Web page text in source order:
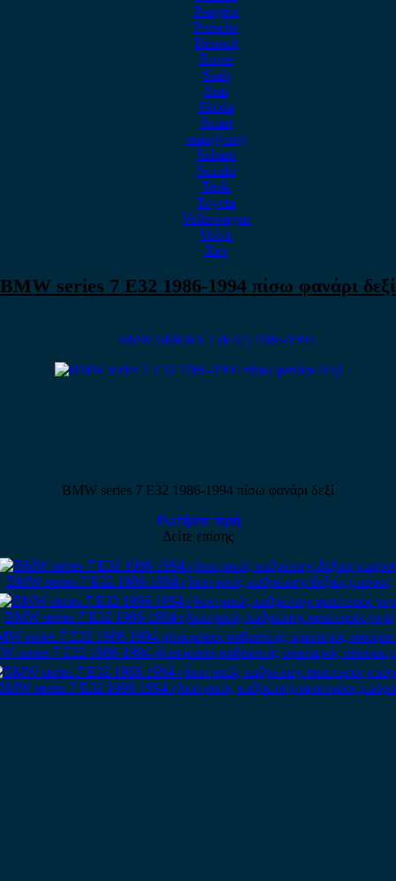
Peugeot
Porsche
Renault
Rover
Saab
Seat
Skoda
Smart
ssangyong
Subaru
Suzuki
Tesla
Toyota
Volkswagen
Volvo
Xev
BMW series 7 E32 1986-1994 πίσω φανάρι δεξί
BMW SERIES 7 (E32) 1986-1994
BMW series 7 E32 1986-1994 πίσω φανάρι δεξί
Ρωτήστε τιμή
Δείτε επίσης
BMW series 7 E32 1986-1994 ηλεκτρικός καθρέπτης δεξιός μαύρος
BMW series 7 E32 1986-1994 ηλεκτρικός καθρέπτης αριστερός γκρί
series 7 E32 1986-1994 ηλεκτρικός καθρέπτης αριστερός σκούρο
series 7 E32 1986-1994 ηλεκτρικός καθρέπτης αριστερός